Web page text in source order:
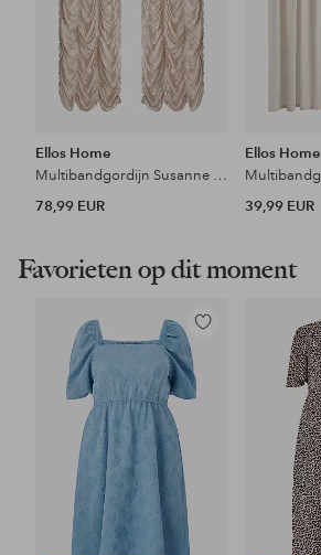
Ellos Home
Multibandgordijn Susanne Wrincle 2-pak
78,99 EUR
Ellos Home
39,99 EUR
Favorieten op dit moment
Toevoegen
aan
favorieten